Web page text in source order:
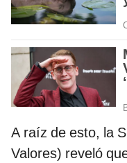
A raíz de esto, la
Valores) reveló